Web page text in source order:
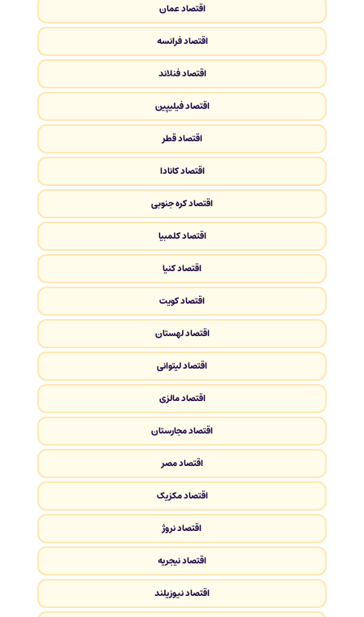
اقتصاد عمان
اقتصاد فرانسه
اقتصاد فنلاند
اقتصاد فیلیپین
اقتصاد قطر
اقتصاد کانادا
اقتصاد کره جنوبی
اقتصاد کلمبیا
اقتصاد کنیا
اقتصاد کویت
اقتصاد لهستان
اقتصاد لیتوانی
اقتصاد مالزی
اقتصاد مجارستان
اقتصاد مصر
اقتصاد مکزیک
اقتصاد نروژ
اقتصاد نیجریه
اقتصاد نیوزیلند